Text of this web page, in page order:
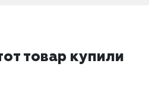
товар купили